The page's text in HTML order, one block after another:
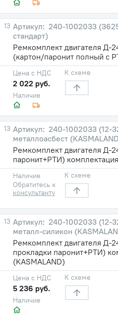
13
240-1002033
стандарт)
Ремкомплект двигателя Д-
(картон/паронит полный с
Наличие
Цена с НДС
2 022 руб.
К схеме
13
240-1002033 (12-
металлоасбест
Ремкомплект двигателя Д-
паронит+РТИ)
Наличие
Обратитесь к
консультанту
К схеме
13
240-1002033 (12-
металл-силикон
Ремкомплект двигателя Д-
прокладки паронит+РТИ)
(KASMALAND)
Наличие
Цена с НДС
5 236 руб.
К схеме